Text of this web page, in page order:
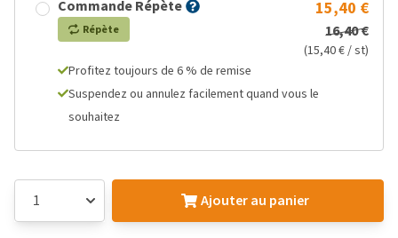
Commande Répète
Répète
15,40 €
16,40 €
(15,40 € / st)
Profitez toujours de 6 % de remise
Suspendez ou annulez facilement quand vous le
souhaitez
Ajouter au panier